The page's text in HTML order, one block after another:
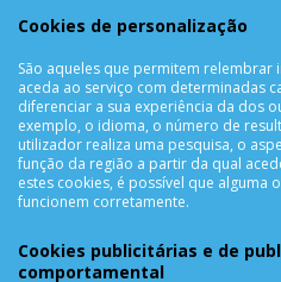
Livro de reclamações
APOIO AO CLIENTE
Criar Conta
As Minhas Encomendas
Lista de Desejos
Solicitar uma Devolução
Cookies de personalização
São aqueles que permitem
aceda ao serviço com determinadas
diferenciar a sua experiência da dos
exemplo, o idioma, o número de
utilizador realiza uma pesquisa, o
função da região a partir da qual
estes cookies, é possível que alguma
funcionem corretamente.
Cookies publicitárias e de
comportamental